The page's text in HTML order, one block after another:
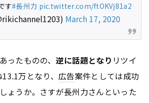
す#長州力 pic.twitter.com/ftOKVj81a2
March 17, 2020
ったものの、 逆に話題となり リツイ
万となり、 広告案件としては成功
ょうか。さすが長州力さんといった